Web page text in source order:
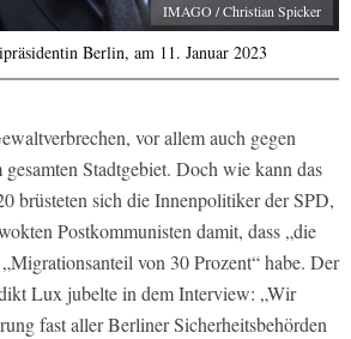
IMAGO / Christian Spicker
Berlin, am 11. Januar 2023
vor allem auch gegen
Stadtgebiet. Doch wie kann das
brüsteten sich die Innenpolitiker der SPD,
Postkommunisten damit, dass „die
von 30 Prozent“ habe. Der
Lux jubelte in dem Interview: „Wir
fast aller Berliner Sicherheitsbehörden